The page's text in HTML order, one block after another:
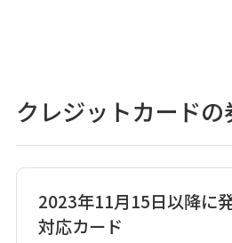
クレジットカードの
2023年11月15日以降に
対応カード